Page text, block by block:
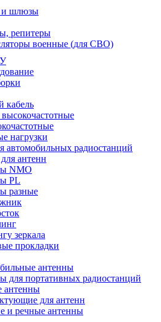
и шлюзы
репитеры
военные (для СВО)
кабель
нагрузки
автомобильных радиостанций
антенн
NMO
PL
разные
зеркала
прокладки
антенны
для портативных радиостанций
антенны
для антенн
и речные антенны